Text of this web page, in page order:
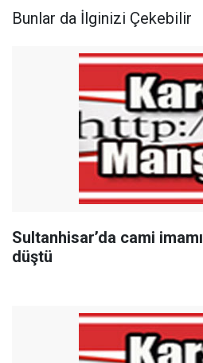
Bunlar da İlginizi Çekebilir
Sultanhisar’da cami
düştü